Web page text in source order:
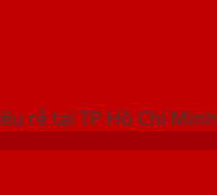
rẻ tại TP Hồ Chí Minh